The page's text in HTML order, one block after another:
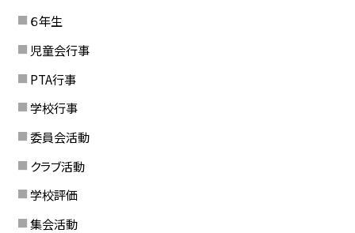
６年生
児童会行事
PTA行事
学校行事
委員会活動
クラブ活動
学校評価
集会活動